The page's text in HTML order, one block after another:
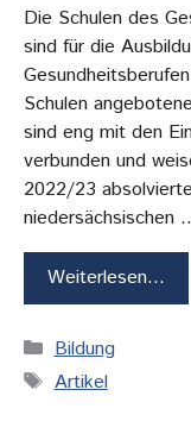
Die Schulen des
sind für die
Schulen
sind eng mit den
verbunden und
2022/23
niedersächsischen
Weiterlesen…
Kategorien
Bildung
Schlagwörter
Artikel